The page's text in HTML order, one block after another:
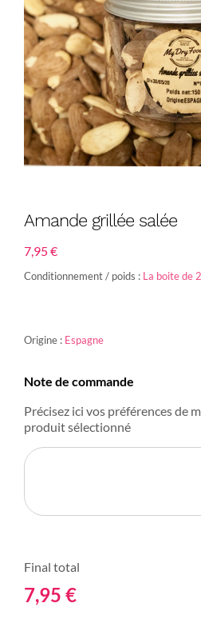
Amande grillée salée
7,95€
Conditionnement / poids : La boite de
Origine : Espagne
Note de commande
Précisez ici vos préférences de
produit sélectionné
Final total
7,95 €